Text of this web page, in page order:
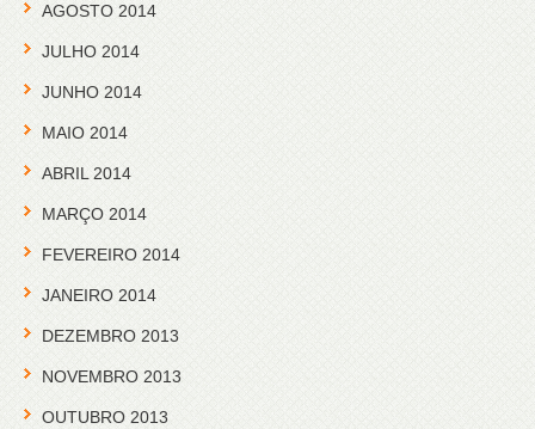
AGOSTO 2014
JULHO 2014
JUNHO 2014
MAIO 2014
ABRIL 2014
MARÇO 2014
FEVEREIRO 2014
JANEIRO 2014
DEZEMBRO 2013
NOVEMBRO 2013
OUTUBRO 2013